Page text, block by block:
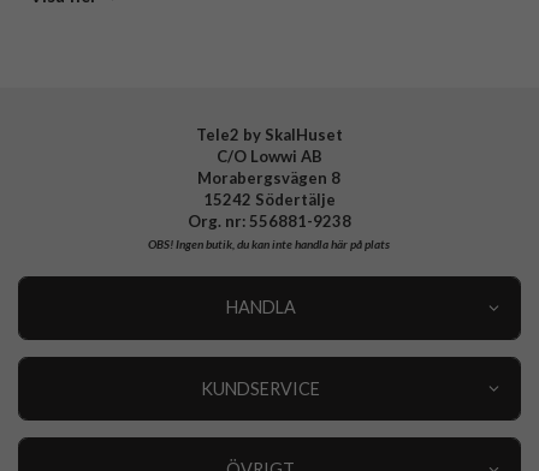
Tillverkarens art nr
Tele2 by SkalHuset
C/O Lowwi AB
Morabergsvägen 8
15242 Södertälje
Org. nr: 556881-9238
OBS!Ingen butik, du kan inte handla här på plats
HANDLA
KUNDSERVICE